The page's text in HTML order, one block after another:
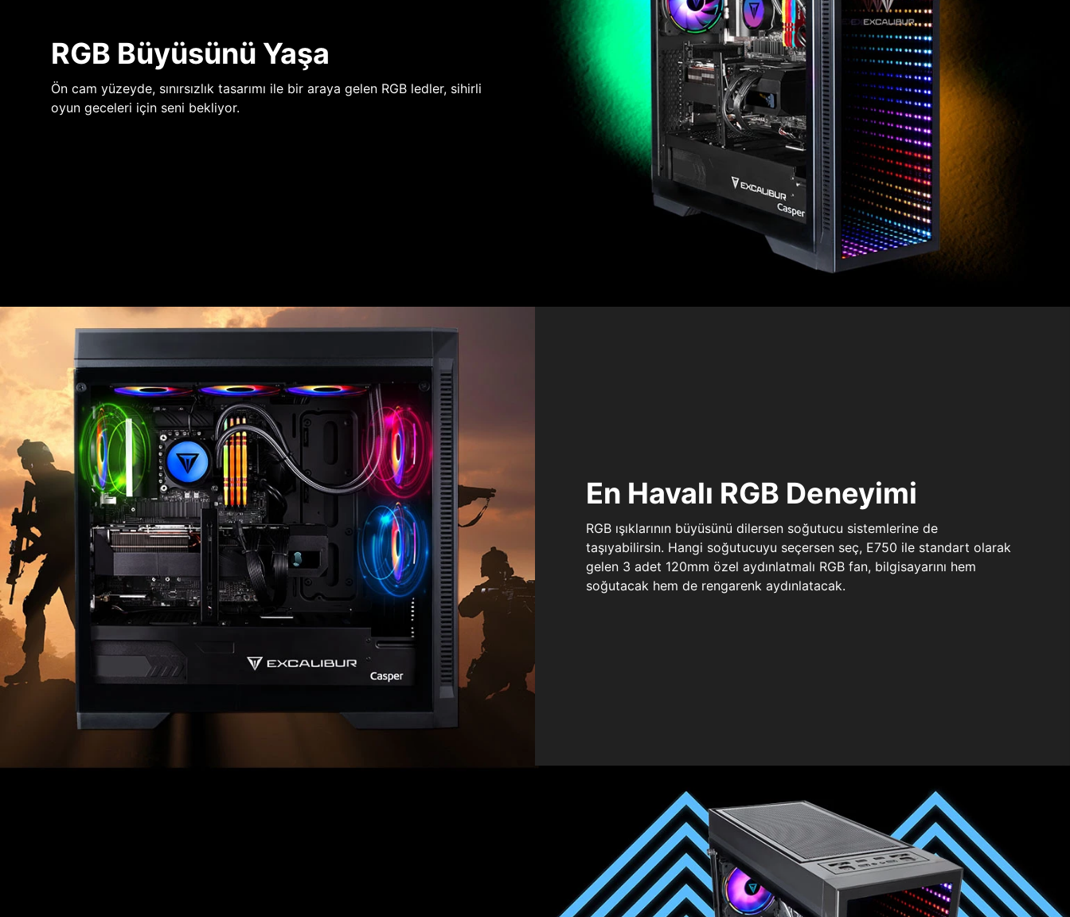
RGB Büyüsünü Yaşa
Ön cam yüzeyde, sınırsızlık tasarımı ile bir araya gelen RGB ledler, sihirli
oyun geceleri için seni bekliyor.
En Havalı RGB Deneyimi
RGB ışıklarının büyüsünü dilersen soğutucu sistemlerine de
taşıyabilirsin. Hangi soğutucuyu seçersen seç, E750 ile standart olarak
gelen 3 adet 120mm özel aydınlatmalı RGB fan, bilgisayarını hem
soğutacak hem de rengarenk aydınlatacak.